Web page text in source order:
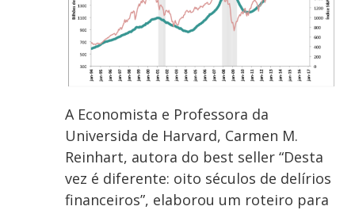
A Economista e Professora da
Universida de Harvard, Carmen M.
Reinhart, autora do best seller “Desta
vez é diferente: oito séculos de delírios
financeiros”, elaborou um roteiro para